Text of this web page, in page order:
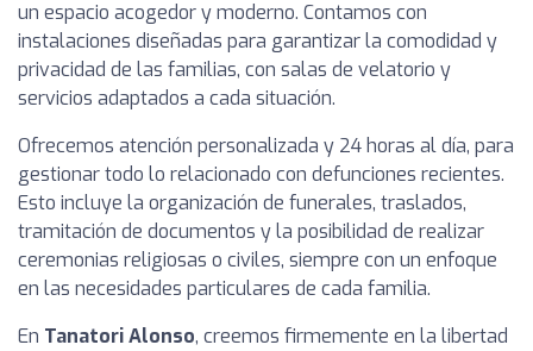
un espacio acogedor y moderno. Contamos con
instalaciones diseñadas para garantizar la comodidad y
privacidad de las familias, con salas de velatorio y
servicios adaptados a cada situación.
Ofrecemos atención personalizada y 24 horas al día, para
gestionar todo lo relacionado con defunciones recientes.
Esto incluye la organización de funerales, traslados,
tramitación de documentos y la posibilidad de realizar
ceremonias religiosas o civiles, siempre con un enfoque
en las necesidades particulares de cada familia.
En Tanatori Alonso, creemos firmemente en la libertad